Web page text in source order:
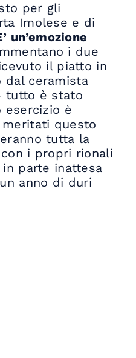
per gli
Imolese e di
un’emozione
i due
il piatto in
dal ceramista
tutto è stato
esercizio è
questo
tutta la
i propri rionali
parte inattesa
anno di duri